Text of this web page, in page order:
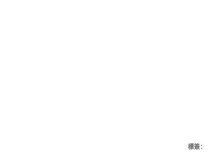
標簽：